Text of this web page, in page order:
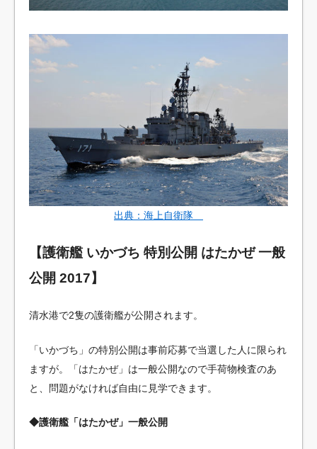
出典：海上自衛隊
【護衛艦 いかづち 特別公開 はたかぜ 一般
公開 2017】
清水港で2隻の護衛艦が公開されます。
「いかづち」の特別公開は事前応募で当選した人に限られ
ますが。「はたかぜ」は一般公開なので手荷物検査のあ
と、問題がなければ自由に見学できます。
◆護衛艦「はたかぜ」一般公開